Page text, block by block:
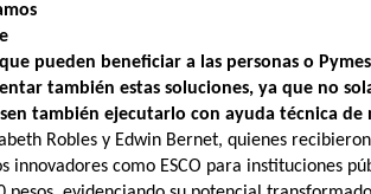
pueden beneficiar a las personas o
también estas soluciones, ya que no
también ejecutarlo con ayuda técnica
Robles y Edwin Bernet, quienes
como ESCO para instituciones